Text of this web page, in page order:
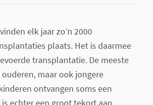
elk jaar zo’n 2000
plaats. Het is daarmee
transplantatie. De meeste
maar ook jongere
ontvangen soms een